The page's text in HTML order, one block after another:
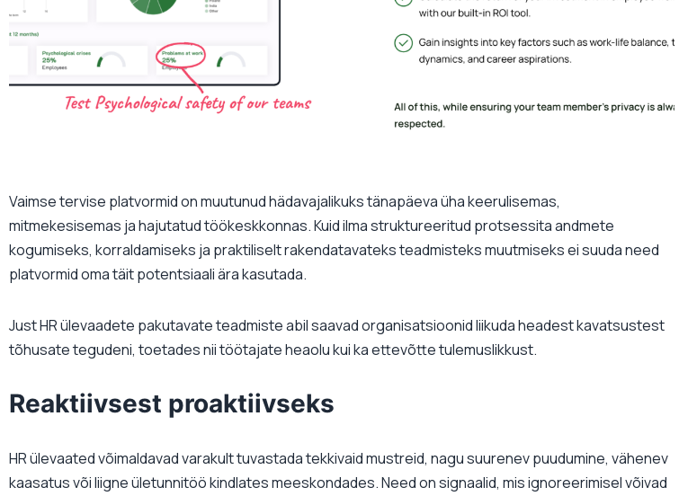
Vaimse tervise platvormid on muutunud hädavajalikuks tänapäeva üha keerulisemas,
mitmekesisemas ja hajutatud töökeskkonnas. Kuid ilma struktureeritud protsessita andmete
kogumiseks, korraldamiseks ja praktiliselt rakendatavateks teadmisteks muutmiseks ei suuda need
platvormid oma täit potentsiaali ära kasutada.
Just HR ülevaadete pakutavate teadmiste abil saavad organisatsioonid liikuda headest kavatsustest
tõhusate tegudeni, toetades nii töötajate heaolu kui ka ettevõtte tulemuslikkust.
Reaktiivsest proaktiivseks
HR ülevaated võimaldavad varakult tuvastada tekkivaid mustreid, nagu suurenev puudumine, vähenev
kaasatus või liigne ületunnitöö kindlates meeskondades. Need on signaalid, mis ignoreerimisel võivad